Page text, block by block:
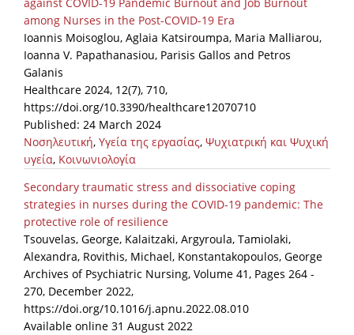
against COVID-19 Pandemic Burnout and Job Burnout
among Nurses in the Post-COVID-19 Era
Ioannis Moisoglou, Aglaia Katsiroumpa, Maria Malliarou,
Ioanna V. Papathanasiou, Parisis Gallos and Petros
Galanis
Healthcare 2024, 12(7), 710,
https://doi.org/10.3390/healthcare12070710
Published: 24 March 2024
Νοσηλευτική, Υγεία της εργασίας, Ψυχιατρική και Ψυχική
υγεία, Κοινωνιολογία
Secondary traumatic stress and dissociative coping
strategies in nurses during the COVID-19 pandemic: The
protective role of resilience
Tsouvelas, George, Kalaitzaki, Argyroula, Tamiolaki,
Alexandra, Rovithis, Michael, Konstantakopoulos, George
Archives of Psychiatric Nursing, Volume 41, Pages 264 -
270, December 2022,
https://doi.org/10.1016/j.apnu.2022.08.010
Available online 31 August 2022